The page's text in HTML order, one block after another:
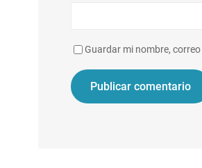
Guardar mi nombre,